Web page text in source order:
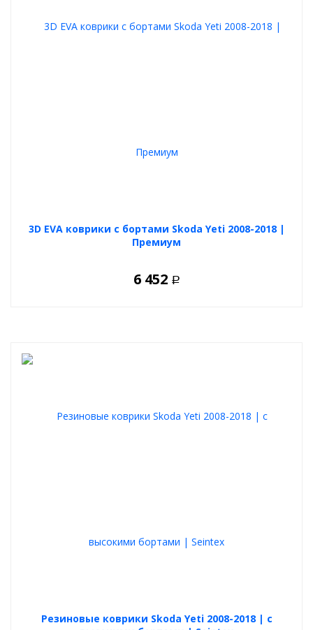
3D EVA коврики с бортами Skoda Yeti 2008-2018 |
Премиум
6 452 Р
Резиновые коврики Skoda Yeti 2008-2018 | с